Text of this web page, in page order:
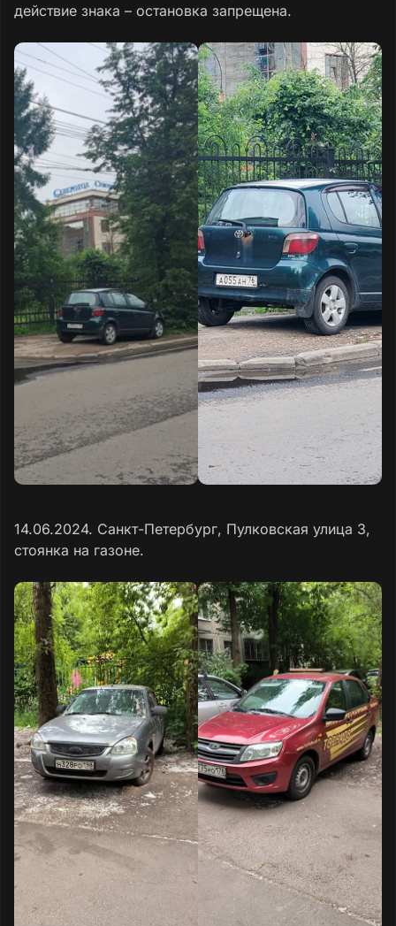
действие знака – остановка запрещена.
14.06.2024. Санкт-Петербург, Пулковская улица 3,
стоянка на газоне.